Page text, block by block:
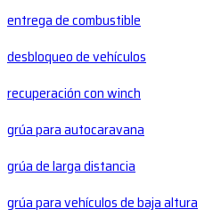
entrega de combustible
desbloqueo de vehículos
recuperación con winch
grúa para autocaravana
grúa de larga distancia
grúa para vehículos de baja altura